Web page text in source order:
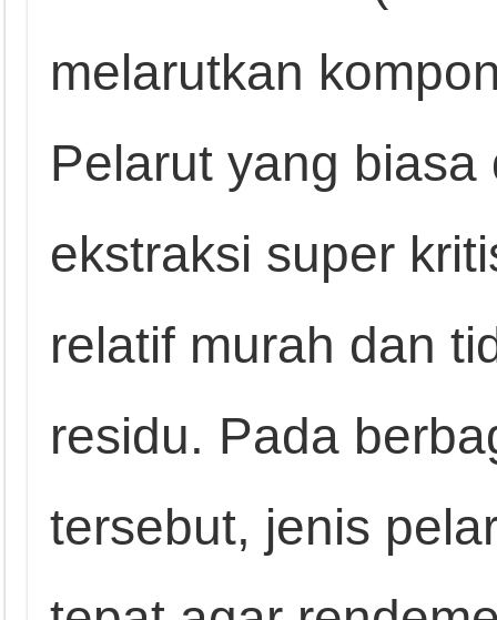
melarutkan
Pelarut yang
ekstraksi super
relatif murah dan
residu. Pada
tersebut, jenis